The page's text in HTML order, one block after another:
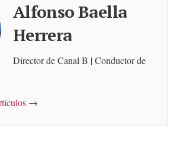
Alfonso Baella
Herrera
Director de Canal B | Conductor de
→